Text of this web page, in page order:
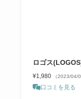
ロゴス
¥1,980 （2023/04/
口コミを見る